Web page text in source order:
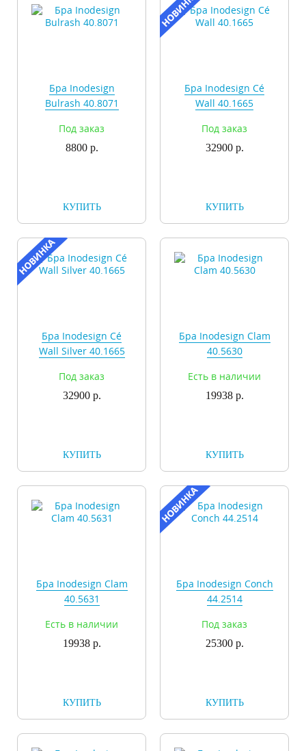
Бра Inodesign
Bulrash 40.8071
Под заказ
8800 р.
КУПИТЬ
Бра Inodesign Cé
Wall 40.1665
Под заказ
32900 р.
КУПИТЬ
Бра Inodesign Cé
Wall Silver 40.1665
Под заказ
32900 р.
КУПИТЬ
Бра Inodesign Clam
40.5630
Есть в наличии
19938 р.
КУПИТЬ
Бра Inodesign Clam
40.5631
Есть в наличии
19938 р.
КУПИТЬ
Бра Inodesign Conch
44.2514
Под заказ
25300 р.
КУПИТЬ